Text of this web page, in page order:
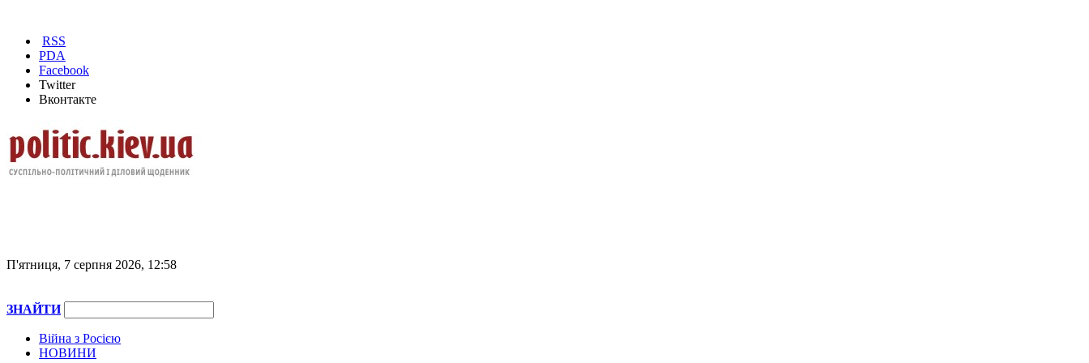
RSS
PDA
Facebook
Twitter
Вконтакте
П'ятниця, 7 серпня 2026, 12:58
ЗНАЙТИ
Війна з Росією
НОВИНИ